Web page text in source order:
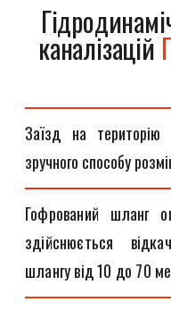
каналізацій
Заїзд на територію
зручного способу
Гофрований шланг
здійснюється
шлангу від 10 до 70